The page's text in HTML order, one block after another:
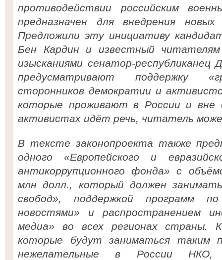
противодействии российским
предназначен для внедрения
Предложили эту инициативу
Бен Кардин и известный читателям
изысканиями сенатор-
предусматривают поддержку
сторонников демократии и
которые проживают в России и вне
активистах идёт речь, читатель
В тексте законопроекта также
одного «Европейского и
антикоррупционного фонда» с
млн долл., который должен
свобод», поддержкой программ
новостями» и распространением
медиа» во всех регионах страны.
которые будут заниматься таким
нежелательные в России НКО,